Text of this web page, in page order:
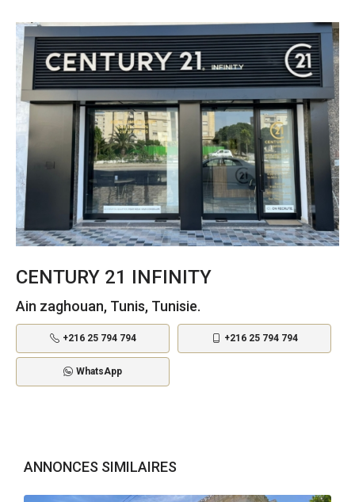
CENTURY 21 INFINITY
Ain zaghouan, Tunis, Tunisie.
+216 25 794 794 +216 25 794 794
WhatsApp
ANNONCES SIMILAIRES